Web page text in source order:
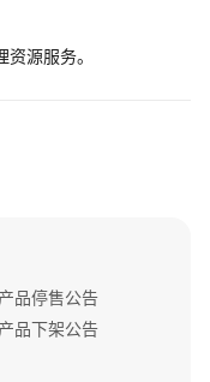
源服务。
品停售公告
品下架公告